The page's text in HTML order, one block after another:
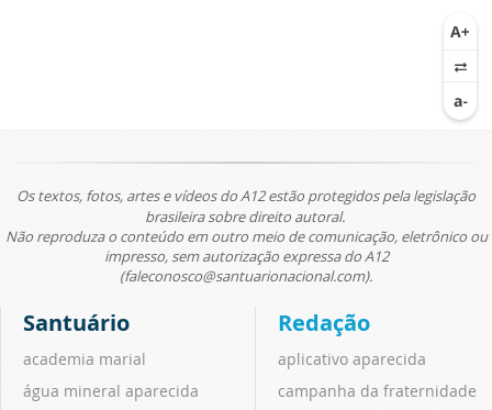
Os textos, fotos, artes e vídeos do A12 estão protegidos pela legislação
brasileira sobre direito autoral.
Não reproduza o conteúdo em outro meio de comunicação, eletrônico ou
impresso, sem autorização expressa do A12
(faleconosco@santuarionacional.com).
Santuário
academia marial
água mineral aparecida
Redação
aplicativo aparecida
campanha da fraternidade